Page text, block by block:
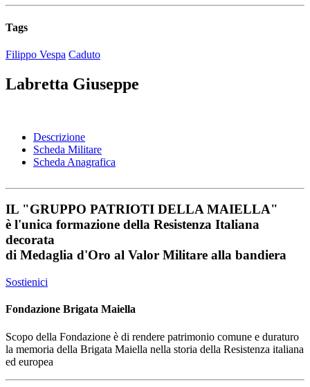
Tags
Filippo Vespa Caduto
Labretta Giuseppe
Descrizione
Scheda Militare
Scheda Anagrafica
IL "GRUPPO PATRIOTI DELLA MAIELLA"
è l'unica formazione della Resistenza Italiana
decorata
di Medaglia d'Oro al Valor Militare alla bandiera
Sostienici
Fondazione Brigata Maiella
Scopo della Fondazione è di rendere patrimonio comune e duraturo
la memoria della Brigata Maiella nella storia della Resistenza italiana
ed europea